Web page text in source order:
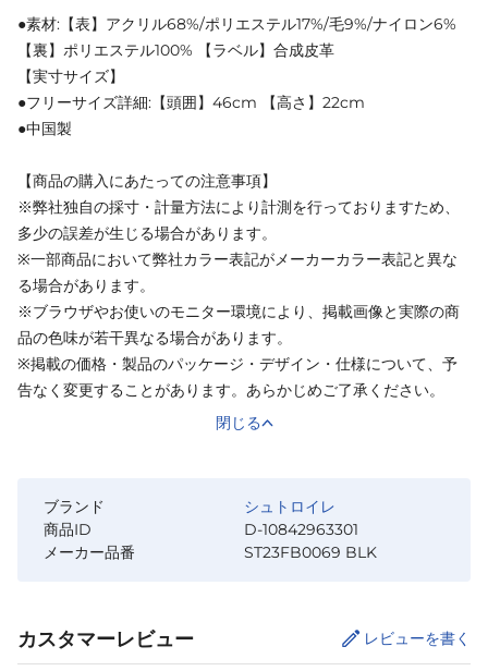
●素材:【表】アクリル68%/ポリエステル17%/毛9%/ナイロン6%
【裏】ポリエステル100% 【ラベル】合成皮革
【実寸サイズ】
●フリーサイズ詳細:【頭囲】46cm 【高さ】22cm
●中国製
【商品の購入にあたっての注意事項】
※弊社独自の採寸・計量方法により計測を行っておりますため、
多少の誤差が生じる場合があります。
※一部商品において弊社カラー表記がメーカーカラー表記と異な
る場合があります。
※ブラウザやお使いのモニター環境により、掲載画像と実際の商
品の色味が若干異なる場合があります。
※掲載の価格・製品のパッケージ・デザイン・仕様について、予
告なく変更することがあります。あらかじめご了承ください。
閉じる
ブランド
シュトロイレ
商品ID
D-10842963301
メーカー品番
ST23FB0069 BLK
カスタマーレビュー レビューを書く